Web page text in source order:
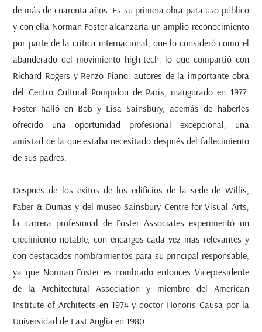
de más de cuarenta años. Es su primera obra para uso público
y con ella Norman Foster alcanzaría un amplio reconocimiento
por parte de la crítica internacional, que lo consideró como el
abanderado del movimiento high-tech , lo que compartió con
Richard Rogers y Renzo Piano, autores de la importante obra
del Centro Cultural Pompidou de París, inaugurado en 1977.
Foster halló en Bob y Lisa Sainsbury, además de haberles
ofrecido una oportunidad profesional excepcional, una
amistad de la que estaba necesitado después del fallecimiento
de sus padres.
Después de los éxitos de los edificios de la sede de Willis,
Faber & Dumas y del museo Sainsbury Centre for Visual Arts,
la carrera profesional de Foster Associates experimentó un
crecimiento notable, con encargos cada vez más relevantes y
con destacados nombramientos para su principal responsable,
ya que Norman Foster es nombrado entonces Vicepresidente
de la Architectural Association y miembro del American
Institute of Architects en 1974 y doctor Honoris Causa por la
Universidad de East Anglia en 1980.